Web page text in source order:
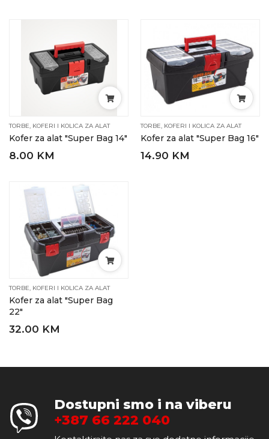
TORBE, KOFERI I KOLICA ZA ALAT
Kofer za alat "Super Bag 14"
8.00 KM
TORBE, KOFERI I KOLICA ZA ALAT
Kofer za alat "Super Bag 16"
14.90 KM
TORBE, KOFERI I KOLICA ZA ALAT
Kofer za alat "Super Bag
22"
32.00 KM
Dostupni smo i na viberu
+387 66 222 040